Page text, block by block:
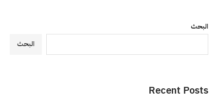
البحث
البحث
Recent Posts